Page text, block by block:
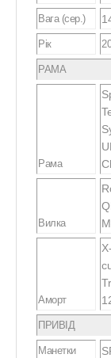
Вага (сер.)
Рік
РАМА
Рама
Вилка
Аморт
ПРИВІД
Манетки